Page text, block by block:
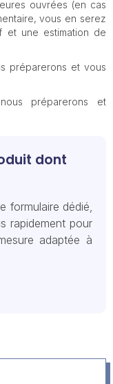
ouvrées (en cas
vous en serez
et une estimation de
préparerons et vous
préparerons et
dont
formulaire dédié,
rapidement pour
adaptée à